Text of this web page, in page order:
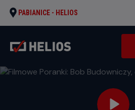
PABIANICE - HELIOS